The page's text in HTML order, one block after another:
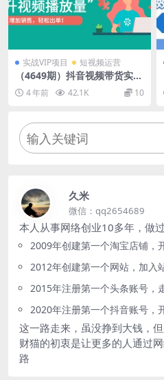
实战VIP项目 短视频运营
（4649期）抖音视频带货实战
投流，提升视频播放量，增加
销售轻松出单！
4 年前 42.1K 10
久米
微信：qq2654689
本人从事网络创业10多年，做
2009年创建第一个淘宝店铺，
2012年创建第一个网站，加入
2015年注册第一个头条账号，
2020年注册第一个抖音账号，
这一路走来，虽没挣到大钱，
财猫的初衷是让更多的人通过
路